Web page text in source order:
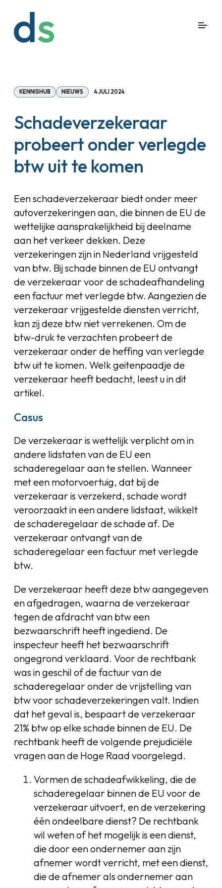
KENNISHUB NIEUWS 4 JULI 2024
Schadeverzekeraar
probeert onder verlegde
btw uit te komen
Een schadeverzekeraar biedt onder meer
autoverzekeringen aan, die binnen de EU de
wettelijke aansprakelijkheid bij deelname
aan het verkeer dekken. Deze
verzekeringen zijn in Nederland vrijgesteld
van btw. Bij schade binnen de EU ontvangt
de verzekeraar voor de schadeafhandeling
een factuur met verlegde btw. Aangezien de
verzekeraar vrijgestelde diensten verricht,
kan zij deze btw niet verrekenen. Om de
btw-druk te verzachten probeert de
verzekeraar onder de heffing van verlegde
btw uit te komen. Welk geitenpaadje de
verzekeraar heeft bedacht, leest u in dit
artikel.
Casus
De verzekeraar is wettelijk verplicht om in
andere lidstaten van de EU een
schaderegelaar aan te stellen. Wanneer
met een motorvoertuig, dat bij de
verzekeraar is verzekerd, schade wordt
veroorzaakt in een andere lidstaat, wikkelt
de schaderegelaar de schade af. De
verzekeraar ontvangt van de
schaderegelaar een factuur met verlegde
btw.
De verzekeraar heeft deze btw aangegeven
en afgedragen, waarna de verzekeraar
tegen de afdracht van btw een
bezwaarschrift heeft ingediend. De
inspecteur heeft het bezwaarschrift
ongegrond verklaard. Voor de rechtbank
was in geschil of de factuur van de
schaderegelaar onder de vrijstelling van
btw voor schadeverzekeringen valt. Indien
dat het geval is, bespaart de verzekeraar
21% btw op elke schade binnen de EU. De
rechtbank heeft de volgende prejudiciële
vragen aan de Hoge Raad voorgelegd.
Vormen de schadeafwikkeling, die de
schaderegelaar binnen de EU voor de
verzekeraar uitvoert, en de verzekering
één ondeelbare dienst? De rechtbank
wil weten of het mogelijk is een dienst,
die door een ondernemer aan zijn
afnemer wordt verricht, met een dienst,
die de afnemer als ondernemer aan